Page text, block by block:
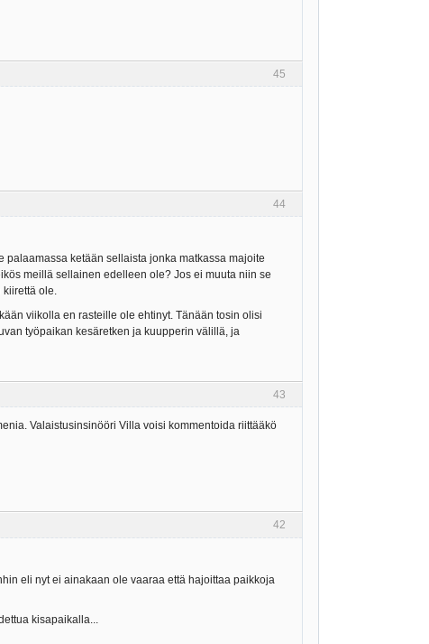
45
44
ketään sellaista jonka matkassa majoite
meillä sellainen edelleen ole? Jos ei muuta niin se
kiirettä ole.
viikolla en rasteille ole ehtinyt. Tänään tosin olisi
työpaikan kesäretken ja kuupperin välillä, ja
43
Valaistusinsinööri Villa voisi kommentoida riittääkö
42
eli nyt ei ainakaan ole vaaraa että hajoittaa paikkoja
kisapaikalla...